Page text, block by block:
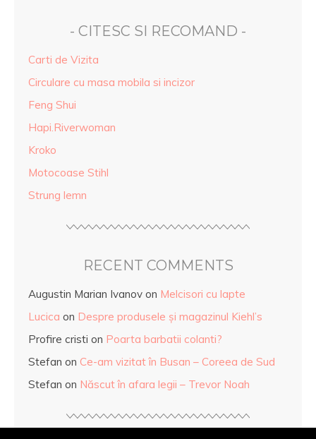
- CITESC SI RECOMAND -
Carti de Vizita
Circulare cu masa mobila si incizor
Feng Shui
Hapi.Riverwoman
Kroko
Motocoase Stihl
Strung lemn
RECENT COMMENTS
Augustin Marian Ivanov on Melcisori cu lapte
Lucica on Despre produsele și magazinul Kiehl’s
Profire cristi on Poarta barbatii colanti?
Stefan on Ce-am vizitat în Busan – Coreea de Sud
Stefan on Născut în afara legii – Trevor Noah